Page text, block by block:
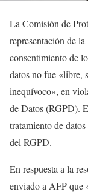
La Comisión de
representación de
consentimiento de
datos no fue «libre,
inequívoco», en
de Datos (RGPD).
tratamiento de
del RGPD.
En respuesta a la
enviado a AFP que